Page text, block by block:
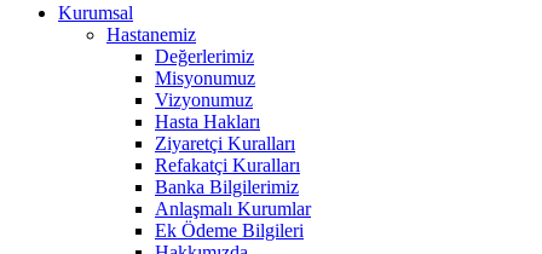
Kurumsal
Hastanemiz
Değerlerimiz
Misyonumuz
Vizyonumuz
Hasta Hakları
Ziyaretçi Kuralları
Refakatçi Kuralları
Banka Bilgilerimiz
Anlaşmalı Kurumlar
Ek Ödeme Bilgileri